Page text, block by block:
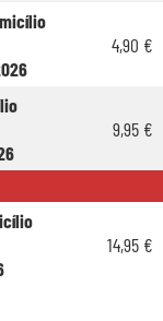
4,90 €
9,95 €
14,95 €